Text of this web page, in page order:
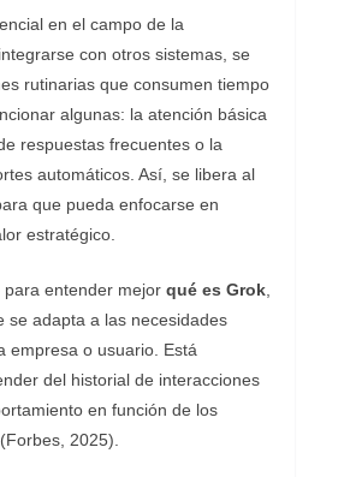
en el campo de la
con otros sistemas, se
rutinarias que consumen tiempo
algunas: la atención básica
respuestas frecuentes o la
automáticos. Así, se libera al
que pueda enfocarse en
estratégico.
entender mejor qué es Grok
se adapta a las necesidades
empresa o usuario. Está
del historial de interacciones
en función de los
2025).